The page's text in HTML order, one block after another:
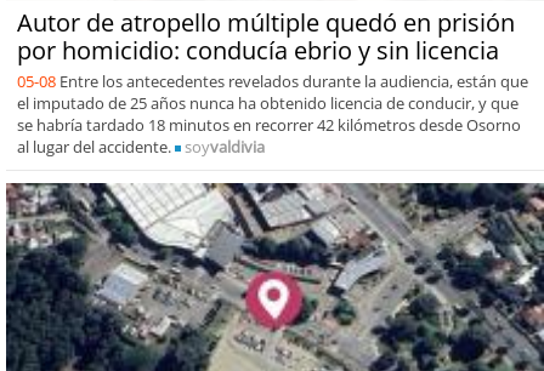
Autor de atropello múltiple quedó en prisión
por homicidio: conducía ebrio y sin licencia
05-08 Entre los antecedentes revelados durante la audiencia, están que
el imputado de 25 años nunca ha obtenido licencia de conducir, y que
se habría tardado 18 minutos en recorrer 42 kilómetros desde Osorno
al lugar del accidente.
soyvaldivia